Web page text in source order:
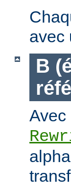
avec
B
Avec